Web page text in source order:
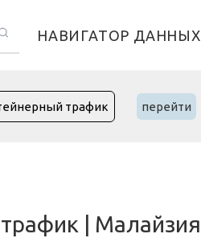
НАВИГАТОР ДАННЫХ
перейти
| Малайзия